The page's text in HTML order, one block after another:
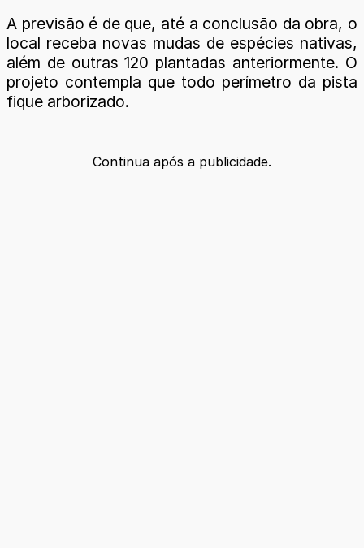
A previsão é de que, até a conclusão da obra, o
local receba novas mudas de espécies nativas,
além de outras 120 plantadas anteriormente. O
projeto contempla que todo perímetro da pista
fique arborizado.
Continua após a publicidade.